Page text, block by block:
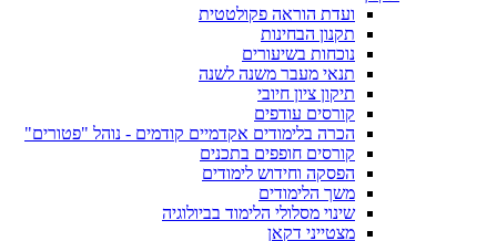
ועדת הוראה פקולטטית
תקנון הבחינות
נוכחות בשיעורים
תנאי מעבר משנה לשנה
תיקון ציון חיובי
קורסים עודפים
הכרה בלימודים אקדמיים קודמים - נוהל "פטורים"
קורסים חופפים בתכנים
הפסקה וחידוש לימודים
משך הלימודים
שינוי מסלולי הלימוד בביולוגיה
מצטייני דקאן